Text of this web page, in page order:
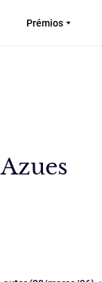
Prémios